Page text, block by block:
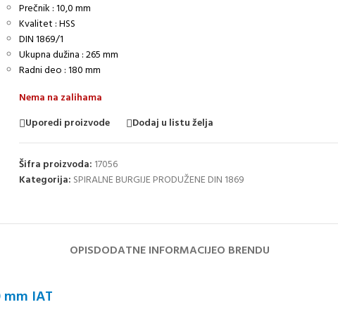
Prečnik : 10,0 mm
Kvalitet : HSS
DIN 1869/1
Ukupna dužina : 265 mm
Radni deo : 180 mm
Nema na zalihama
Uporedi proizvode
Dodaj u listu želja
Šifra proizvoda: 17056
Kategorija: SPIRALNE BURGIJE PRODUŽENE DIN 1869
OPISDODATNE INFORMACIJEO BRENDU
mm IAT